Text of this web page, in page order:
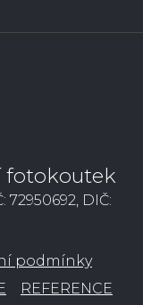
fotokoutek
72950692, DIČ:
podmínky
REFERENCE